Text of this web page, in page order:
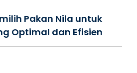
Pakan Nila untuk
Optimal dan Efisien